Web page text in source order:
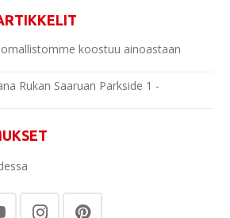
koostuu ainoastaan
Rukan Saaruan Parkside 1 -